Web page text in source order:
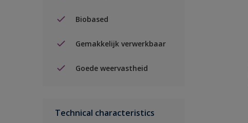
Biobased
Gemakkelijk verwerkbaar
Goede weervastheid
Technical characteristics